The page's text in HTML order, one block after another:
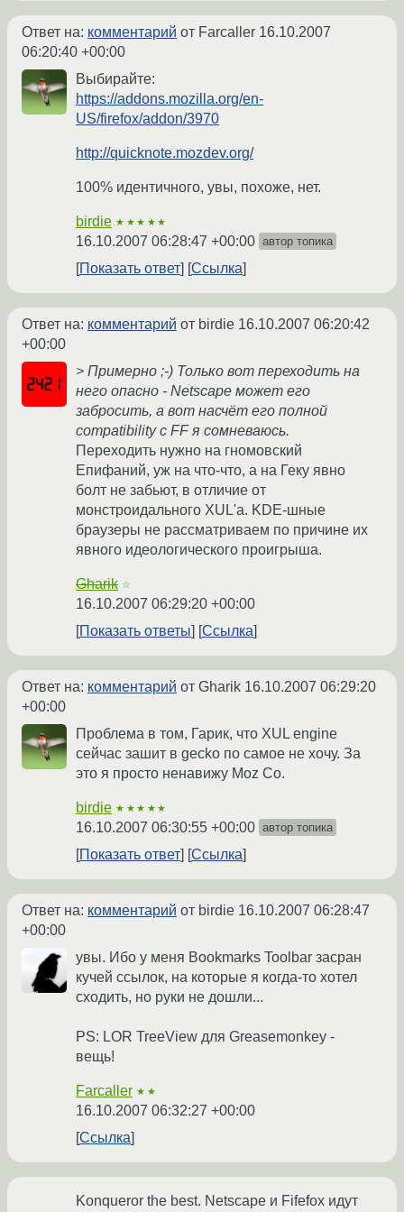
Ответ на: комментарий от Farcaller 16.10.2007
06:20:40 +00:00
Выбирайте:
https://addons.mozilla.org/en-
US/firefox/addon/3970
http://quicknote.mozdev.org/
100% идентичного, увы, похоже, нет.
birdie ★★★★★
16.10.2007 06:28:47 +00:00 автор топика
Показать ответ Ссылка
Ответ на: комментарий от birdie 16.10.2007 06:20:42
+00:00
> Примерно ;-) Только вот переходить на
него опасно - Netscape может его
забросить, а вот насчёт его полной
compatibility c FF я сомневаюсь.
Переходить нужно на гномовский
Епифаний, уж на что-что, а на Геку явно
болт не забьют, в отличие от
монстроидального XUL'а. KDE-шные
браузеры не рассматриваем по причине их
явного идеологического проигрыша.
Gharik ☆
16.10.2007 06:29:20 +00:00
Показать ответы
Ссылка
Ответ на: комментарий от Gharik 16.10.2007 06:29:20
+00:00
Проблема в том, Гарик, что XUL engine
сейчас зашит в gecko по самое не хочу. За
это я просто ненавижу Moz Co.
birdie ★★★★★
16.10.2007 06:30:55 +00:00 автор топика
Показать ответ Ссылка
Ответ на: комментарий от birdie 16.10.2007 06:28:47
+00:00
увы. Ибо у меня Bookmarks Toolbar засран
кучей ссылок, на которые я когда-то хотел
сходить, но руки не дошли...
PS: LOR TreeView для Greasemonkey -
вещь!
Farcaller ★★
16.10.2007 06:32:27 +00:00
Ссылка
Konqueror the best. Netscape и Fifefox идут